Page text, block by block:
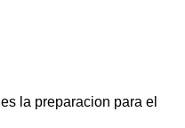
es la preparacion para el